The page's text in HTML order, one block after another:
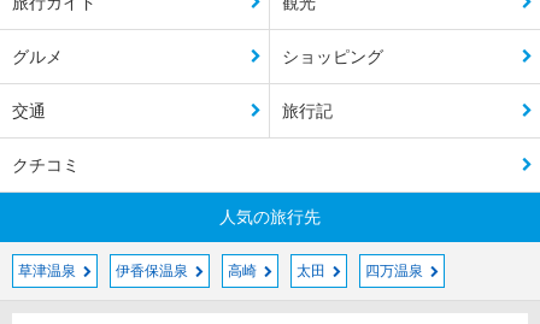
グルメ ショッピング
交通 旅行記
クチコミ
人気の旅行先
草津温泉 伊香保温泉 高崎 太田 四万温泉